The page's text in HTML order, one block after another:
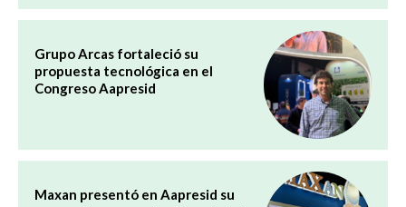
Grupo Arcas fortaleció su
propuesta tecnológica en el
Congreso Aapresid
Maxan presentó en Aapresid su